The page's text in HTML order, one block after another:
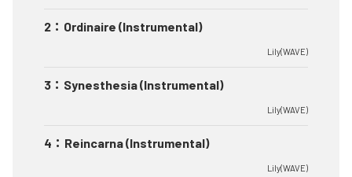
2 ： Ordinaire (Instrumental)
Lily(WAVE)
3 ： Synesthesia (Instrumental)
Lily(WAVE)
4 ： Reincarna (Instrumental)
Lily(WAVE)